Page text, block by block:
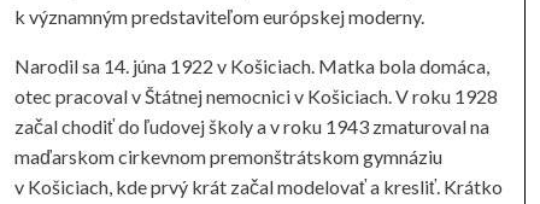
k významným predstaviteľom európskej moderny.
Narodil sa 14. júna 1922 v Košiciach. Matka bola domáca,
otec pracoval v Štátnej nemocnici v Košiciach. V roku 1928
začal chodiť do ľudovej školy a v roku 1943 zmaturoval na
maďarskom cirkevnom premonštrátskom gymnáziu
v Košiciach, kde prvý krát začal modelovať a kresliť. Krátko